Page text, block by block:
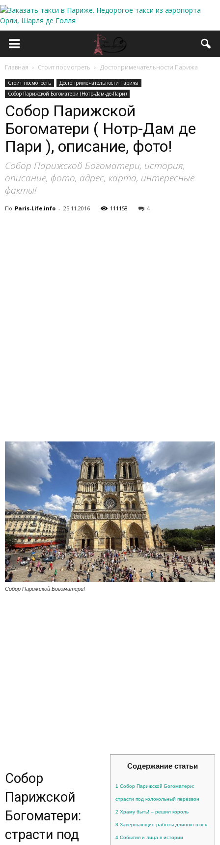
Главная Стоит посмотреть Достопримечательности Парижа
Стоит посмотреть
Достопримечательности Парижа
Собор Парижской Богоматери (Нотр-Дам-де-Пари)
Собор Парижской
Богоматери ( Нотр-Дам де
Пари ), описание, фото!
Собор Парижской Богоматери, история,
описание, фото, адрес, карта, интересные
факты!
По Paris-Life.info - 25.11.2016 111158 4
Собор Парижской Богоматери!
Содержание статьи
1 Собор Парижской Богоматери:
страсти под колокольный перезвон
2 Храму быть! – решил король
3 Завершающие работы длиною в век
4 События и лица в истории
Собор
Парижской
Богоматери:
страсти под